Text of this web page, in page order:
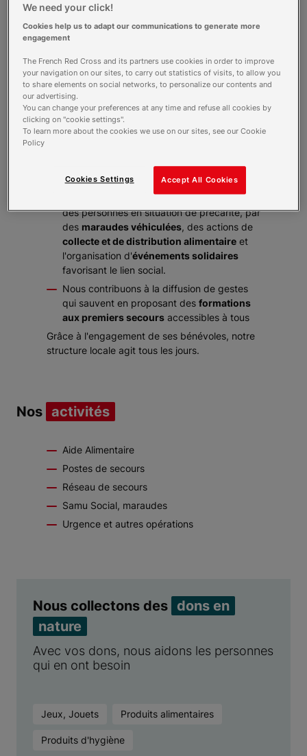
Notre unité locale de la Croix-Rouge française
à Vanves/Malakoff est engagée au service de
la population à travers plusieurs missions de
Nos bénévoles assurent desdispositifs
prévisionnels de secourslors de
manifestations et participent au
secours(appels du 18 et du 15) pour
répondre aux situations d'urgence. Nous
répondons également auxsituations
personnes imliquées en lien avec les
pouvoirs publics
Nous menons des actions sociales auprès
des personnes en situation de précarité, par
des maraudes véhiculées, des actions de
collecte et de distribution alimentaire et
l'organisation d'événements solidaires
favorisant le lien social.
Nous contribuons à la diffusion de gestes
qui sauvent en proposant des formations
aux premiers secours accessibles à tous
Grâce à l'engagement de ses bénévoles, notre
structure locale agit tous les jours.
Nos activités
Aide Alimentaire
Postes de secours
Réseau de secours
Samu Social, maraudes
Urgence et autres opérations
Nous collectons des dons en
nature
Avec vos dons, nous aidons les personnes
qui en ont besoin
Jeux, Jouets Produits alimentaires
Produits d'hygiène
We need your click!
Cookies help us to adapt our communications to generate more
engagement
The French Red Cross and its partners use cookies in order to improve
your navigation on our sites, to carry out statistics of visits, to allow you
to share elements on social networks, to personalize our contents and
our advertising.
You can change your preferences at any time and refuse all cookies by
clicking on "cookie settings".
To learn more about the cookies we use on our sites, see our Cookie
Policy
Accept All Cookies
Cookies Settings